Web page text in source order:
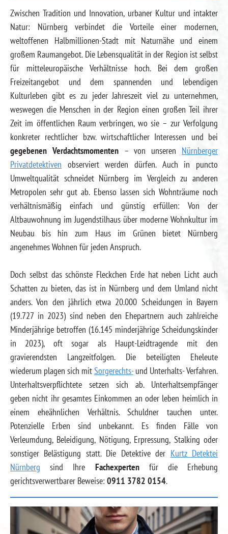
Zwischen Tradition und Innovation, urbaner Kultur und intakter
Natur: Nürnberg verbindet die Vorteile einer modernen,
weltoffenen Halbmillionen-Stadt mit Naturnähe und einem
großem Raumangebot. Die Lebensqualität in der Region ist selbst
für mitteleuropäische Verhältnisse hoch. Bei dem großen
Freizeitangebot und dem spannenden und lebendigen
Kulturleben gibt es zu jeder Jahreszeit viel zu unternehmen,
weswegen die Menschen in der Region einen großen Teil ihrer
Zeit im öffentlichen Raum verbringen, wo sie – zur Verfolgung
konkreter rechtlicher bzw. wirtschaftlicher Interessen und bei
gegebenen Verdachtsmomenten– von unseren Nürnberger
Privatdetektiven observiert werden dürfen. Auch in puncto
Umweltqualität schneidet Nürnberg im Vergleich zu anderen
Metropolen sehr gut ab. Ebenso lassen sich Wohnträume noch
verhältnismäßig einfach und günstig erfüllen: Von der
Altbauwohnung im Jugendstilhaus über moderne Wohnkultur im
Neubau bis hin zum Haus im Grünen bietet Nürnberg
angenehmes Wohnen für jeden Anspruch.
Doch selbst das schönste Fleckchen Erde hat neben Licht auch
Schatten zu bieten, das ist in Nürnberg und dem Umland nicht
anders. Von den jährlich etwa 20.000 Scheidungen in Bayern
(19.727 in 2023) sind neben den Ehepartnern auch zahlreiche
Minderjährige betroffen (16.145 minderjährige Scheidungskinder
in 2023), oft sogar als Haupt-Leidtragende mit den
gravierendsten Langzeitfolgen. Die beteiligten Eheleute
wiederum plagen sich mitSorgerechts-und Unterhalts- Verfahren.
Unterhaltsverpflichtete setzen sich ab. Unterhaltsempfänger
geben nicht ihr gesamtes Einkommen an oder leben heimlich in
einem eheähnlichen Verhältnis. Schuldner tauchen unter.
Potenzielle Erben sind unbekannt. Es finden Fälle von
Verleumdung, Beleidigung, Nötigung, Erpressung, Stalking oder
sonstiger Belästigung statt. Die Detektive der Kurtz Detektei
Nürnberg sind Ihre Fachexpertenfür die Erhebung
gerichtsverwertbarer Beweise: 0911 3782 0154.